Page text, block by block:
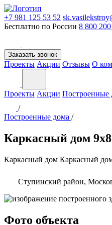
+7 981 125 53 52
Бесплатно по России 8 800
Заказать звонок
Проекты Акции Отзывы О
Проекты Акции Построенные
/
Построенные дома /
Каркасный дом
Каркасный дом Каркасный
Ступинский район,
Фото объекта